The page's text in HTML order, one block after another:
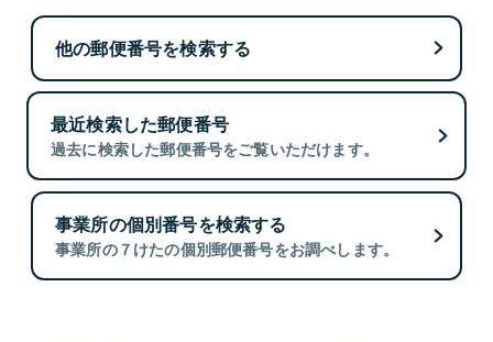
他の郵便番号を検索する
最近検索した郵便番号
過去に検索した郵便番号をご覧いただけます。
事業所の個別番号を検索する
事業所の７けたの個別郵便番号をお調べします。